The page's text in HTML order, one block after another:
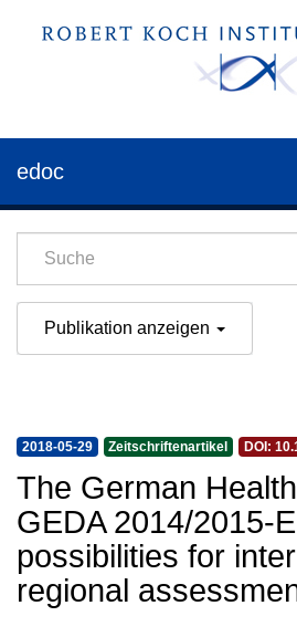
edoc
Publikation anzeigen
2018-05-29 Zeitschriftenartikel DOI:
The German
GEDA 2014/2015-
possibilities for
regional